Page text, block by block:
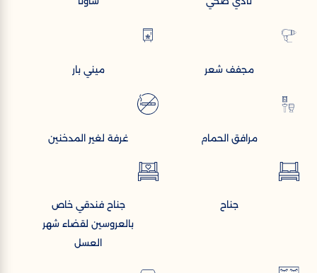
مجفف شعر ميني بار
مرافق الحمام غرفة لغير المدخنين
جناح
جناح فندقي خاص
بالعروسين لقضاء شهر
العسل